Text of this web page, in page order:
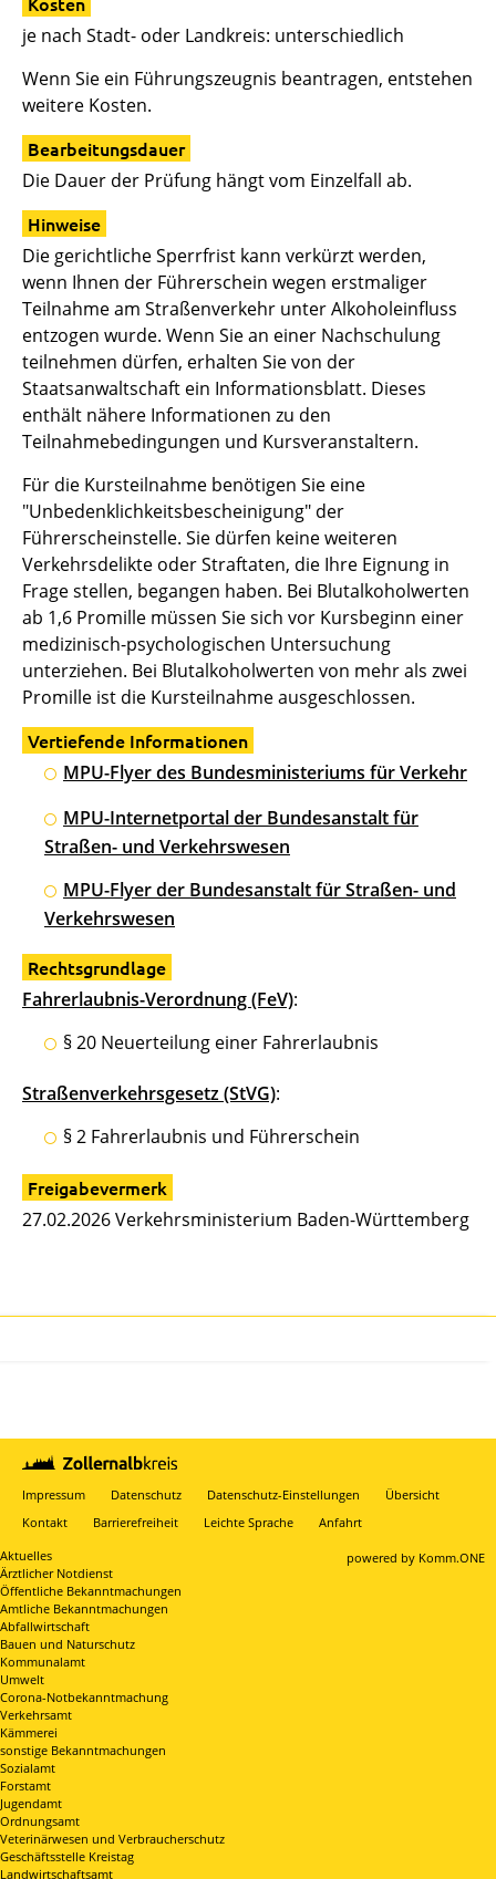
je nach Stadt- oder Landkreis: unterschiedlich
Wenn Sie ein Führungszeugnis beantragen, entstehen
weitere Kosten.
Bearbeitungsdauer
Die Dauer der Prüfung hängt vom Einzelfall ab.
Hinweise
Die gerichtliche Sperrfrist kann verkürzt werden,
wenn Ihnen der Führerschein wegen erstmaliger
Teilnahme am Straßenverkehr unter Alkoholeinfluss
entzogen wurde. Wenn Sie an einer Nachschulung
teilnehmen dürfen, erhalten Sie von der
Staatsanwaltschaft ein Informationsblatt. Dieses
enthält nähere Informationen zu den
Teilnahmebedingungen und Kursveranstaltern.
Für die Kursteilnahme benötigen Sie eine
"Unbedenklichkeitsbescheinigung" der
Führerscheinstelle. Sie dürfen keine weiteren
Verkehrsdelikte oder Straftaten, die Ihre Eignung in
Frage stellen, begangen haben. Bei Blutalkoholwerten
ab 1,6 Promille müssen Sie sich vor Kursbeginn einer
medizinisch-psychologischen Untersuchung
unterziehen. Bei Blutalkoholwerten von mehr als zwei
Promille ist die Kursteilnahme ausgeschlossen.
Vertiefende Informationen
MPU-Flyer des Bundesministeriums für Verkehr
MPU-Internetportal der Bundesanstalt für
Straßen- und Verkehrswesen
MPU-Flyer der Bundesanstalt für Straßen- und
Verkehrswesen
Rechtsgrundlage
Fahrerlaubnis-Verordnung (FeV):
§ 20 Neuerteilung einer Fahrerlaubnis
Straßenverkehrsgesetz (StVG):
§ 2 Fahrerlaubnis und Führerschein
Freigabevermerk
27.02.2026Verkehrsministerium Baden-Württemberg
Impressum Datenschutz Datenschutz-Einstellungen
Übersicht
Kontakt
Barrierefreiheit Leichte Sprache Anfahrt
powered by Komm.ONE
Aktuelles
Ärztlicher Notdienst
Öffentliche Bekanntmachungen
Amtliche Bekanntmachungen
Abfallwirtschaft
Bauen und Naturschutz
Kommunalamt
Umwelt
Corona-Notbekanntmachung
Verkehrsamt
Kämmerei
sonstige Bekanntmachungen
Sozialamt
Forstamt
Jugendamt
Ordnungsamt
Veterinärwesen und Verbraucherschutz
Geschäftsstelle Kreistag
Landwirtschaftsamt